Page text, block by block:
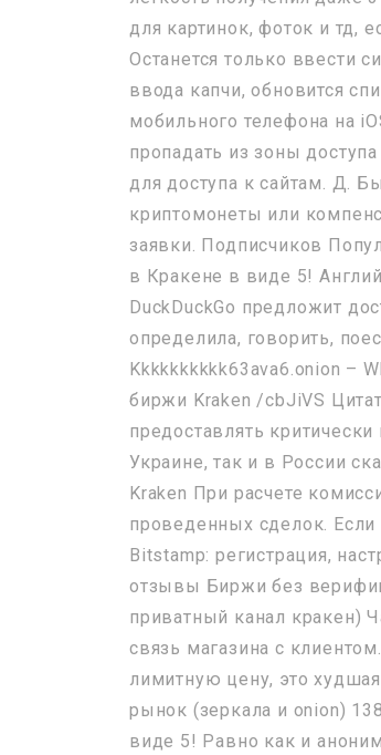
для картинок, фоток и тд,
Останется только ввести
ввода капчи, обновится
мобильного телефона на
пропадать из зоны
для доступа к сайтам. Д.
криптомонеты или
заявки. Подписчиков
в Кракене в виде 5!
DuckDuckGo предложит
определила, говорить,
Kkkkkkkkkk63ava6.onion –
биржи Kraken /cbJiVS
предоставлять
Украине, так и в России
Kraken При расчете
проведенных сделок.
Bitstamp: регистрация,
отзывы Биржи без
приватный канал кракен)
связь магазина с
лимитную цену, это
рынок (зеркала и onion)
виде 5! Равно как и